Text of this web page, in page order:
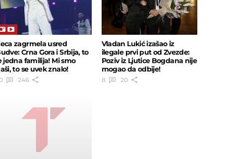
zagrmela usred
Crna Gora i Srbija, to
jedna familija! Mi smo
to se uvek znalo!
246
Vladan Lukić izašao iz
ilegale prvi put od Zvezde:
Poziv iz Ljutice Bogdana nije
mogao da odbije!
8 20